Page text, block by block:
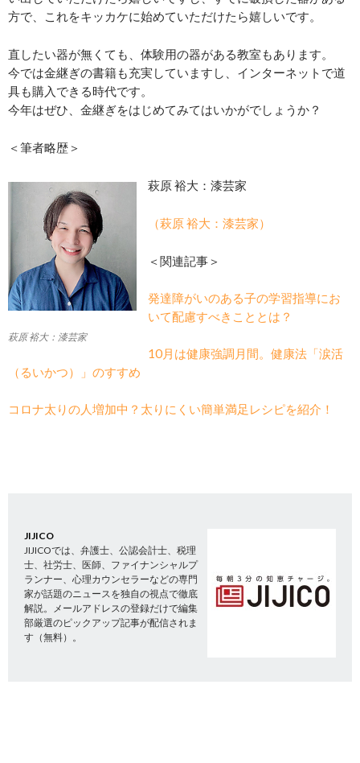
方で、これをキッカケに始めていただけたら嬉しいです。
直したい器が無くても、体験用の器がある教室もあります。
今では金継ぎの書籍も充実していますし、インターネットで道
具も購入できる時代です。
今年はぜひ、金継ぎをはじめてみてはいかがでしょうか？
＜筆者略歴＞
萩原 裕大：漆芸家
萩原 裕大：漆芸家
（萩原 裕大：漆芸家）
＜関連記事＞
発達障がいのある子の学習指導にお
いて配慮すべきこととは？
10月は健康強調月間。健康法「涙活
（るいかつ）」のすすめ
コロナ太りの人増加中？太りにくい簡単満足レシピを紹介！
JIJICO
JIJICOでは、弁護士、公認会計士、税理
士、社労士、医師、ファイナンシャルプ
ランナー、心理カウンセラーなどの専門
家が話題のニュースを独自の視点で徹底
解説。メールアドレスの登録だけで編集
部厳選のピックアップ記事が配信されま
す（無料）。